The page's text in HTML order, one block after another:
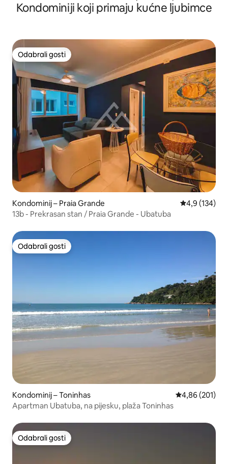
Kondominiji koji primaju kućne ljubimce
Odabrali gosti
Odabrali gosti
Kondominij – Praia Grande Prosječna
4,9 (134)
13b - Prekrasan stan / Praia Grande - Ubatuba
Odabrali gosti
Odabrali gosti
Kondominij – Toninhas Prosječna
4,86 (201)
Apartman Ubatuba, na pijesku, plaža Toninhas
Odabrali gosti
Odabrali gosti